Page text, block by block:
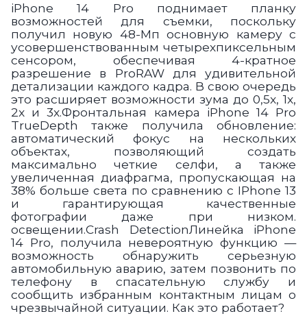
iPhone 14 Pro поднимает планку
возможностей для съемки, поскольку
получил новую 48-Мп основную камеру с
усовершенствованным четырехпиксельным
сенсором, обеспечивая 4-кратное
разрешение в ProRAW для удивительной
детализации каждого кадра. В свою очередь
это расширяет возможности зума до 0,5x, 1x,
2x и 3x.Фронтальная камера iPhone 14 Pro
TrueDepth также получила обновление:
автоматический фокус на нескольких
объектах, позволяющий создать
максимально четкие селфи, а также
увеличенная диафрагма, пропускающая на
38% больше света по сравнению c IPhone 13
и гарантирующая качественные
фотографии даже при низком.
освещении.Crash DetectionЛинейка iPhone
14 Pro, получила невероятную функцию —
возможность обнаружить серьезную
автомобильную аварию, затем позвонить по
телефону в спасательную службу и
сообщить избранным контактным лицам о
чрезвычайной ситуации. Как это работает?